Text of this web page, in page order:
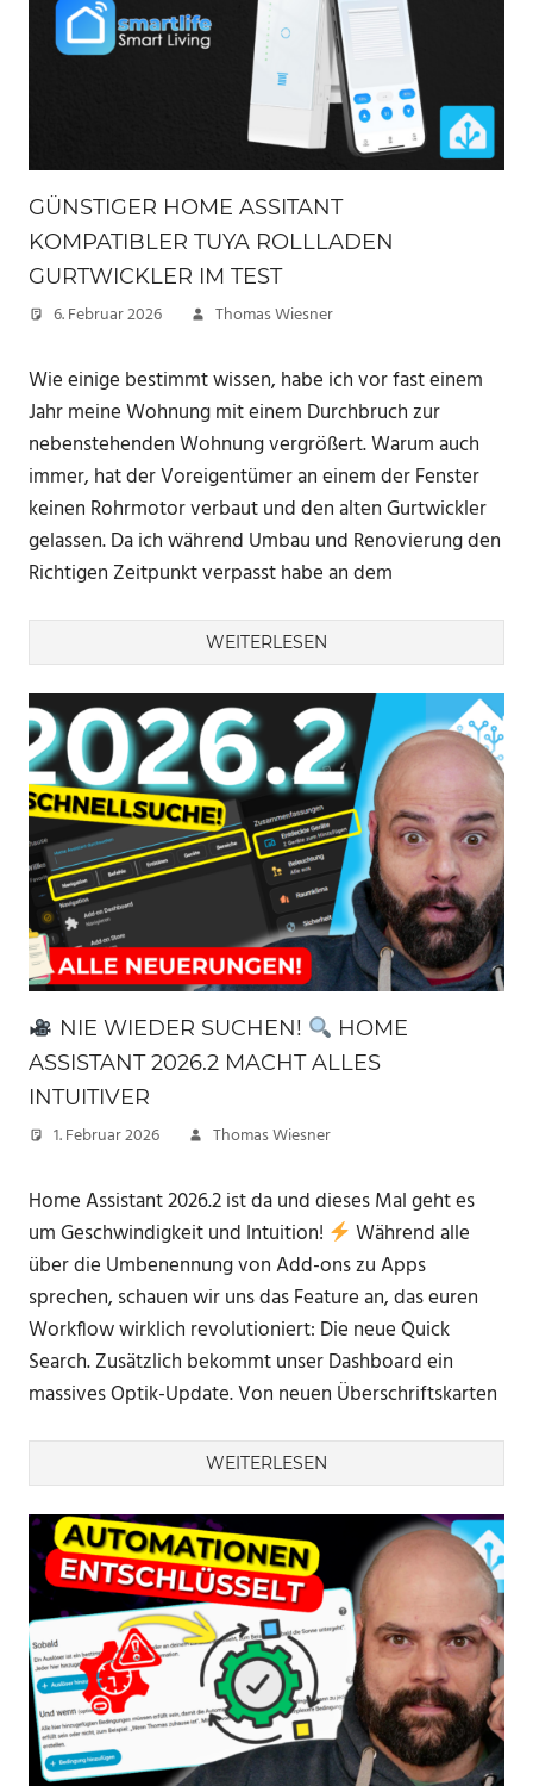
GÜNSTIGER HOME ASSITANT
KOMPATIBLER TUYA ROLLLADEN
GURTWICKLER IM TEST
6. Februar 2026 Thomas Wiesner
Wie einige bestimmt wissen, habe ich vor fast einem
Jahr meine Wohnung mit einem Durchbruch zur
nebenstehenden Wohnung vergrößert. Warum auch
immer, hat der Voreigentümer an einem der Fenster
keinen Rohrmotor verbaut und den alten Gurtwickler
gelassen. Da ich während Umbau und Renovierung den
Richtigen Zeitpunkt verpasst habe an dem
WEITERLESEN
NIE WIEDER SUCHEN!
HOME
ASSISTANT 2026.2 MACHT ALLES
INTUITIVER
1. Februar 2026 Thomas Wiesner
Home Assistant 2026.2 ist da und dieses Mal geht es
um Geschwindigkeit und Intuition!
Während alle
über die Umbenennung von Add-ons zu Apps
sprechen, schauen wir uns das Feature an, das euren
Workflow wirklich revolutioniert: Die neue Quick
Search. Zusätzlich bekommt unser Dashboard ein
massives Optik-Update. Von neuen Überschriftskarten
WEITERLESEN